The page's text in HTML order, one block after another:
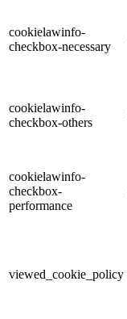
cookielawinfo-
checkbox-necessary
cookielawinfo-
checkbox-others
cookielawinfo-
checkbox-
performance
viewed_cookie_policy